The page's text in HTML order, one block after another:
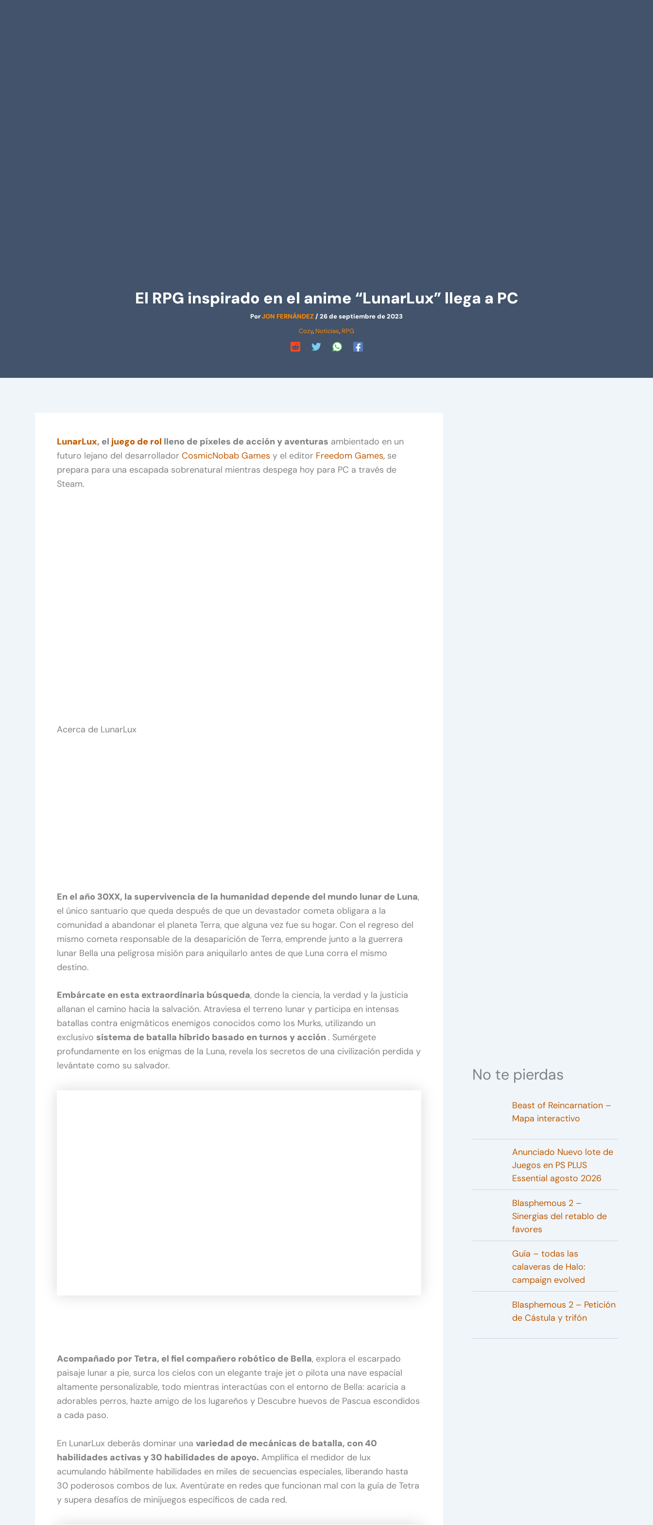
El RPG inspirado en el anime “LunarLux” llega a PC
PorJON FERNÁNDEZ /26 de septiembre de 2023
Cozy, Noticias, RPG
LunarLux, el juego de rol lleno de píxeles de acción y aventuras ambientado en un
futuro lejano del desarrollador CosmicNobab Games y el editor Freedom Games, se
prepara para una escapada sobrenatural mientras despega hoy para PC a través de
Steam.
Acerca de LunarLux
En el año 30XX, la supervivencia de la humanidad depende del mundo lunar de Luna,
el único santuario que queda después de que un devastador cometa obligara a la
comunidad a abandonar el planeta Terra, que alguna vez fue su hogar. Con el regreso del
mismo cometa responsable de la desaparición de Terra, emprende junto a la guerrera
lunar Bella una peligrosa misión para aniquilarlo antes de que Luna corra el mismo
destino.
Embárcate en esta extraordinaria búsqueda, donde la ciencia, la verdad y la justicia
allanan el camino hacia la salvación. Atraviesa el terreno lunar y participa en intensas
batallas contra enigmáticos enemigos conocidos como los Murks, utilizando un
exclusivo sistema de batalla híbrido basado en turnos y acción . Sumérgete
profundamente en los enigmas de la Luna, revela los secretos de una civilización perdida y
levántate como su salvador.
Acompañado por Tetra, el fiel compañero robótico de Bella, explora el escarpado
paisaje lunar a pie, surca los cielos con un elegante traje jet o pilota una nave espacial
altamente personalizable, todo mientras interactúas con el entorno de Bella: acaricia a
adorables perros, hazte amigo de los lugareños y Descubre huevos de Pascua escondidos
a cada paso.
En LunarLux deberás dominar una variedad de mecánicas de batalla, con 40
habilidades activas y 30 habilidades de apoyo. Amplifica el medidor de lux
acumulando hábilmente habilidades en miles de secuencias especiales, liberando hasta
30 poderosos combos de lux. Aventúrate en redes que funcionan mal con la guía de Tetra
y supera desafíos de minijuegos específicos de cada red.
No te pierdas
Beast of Reincarnation –
Mapa interactivo
Anunciado Nuevo lote de
Juegos en PS PLUS
Essential agosto 2026
Blasphemous 2 –
Sinergias del retablo de
favores
Guía – todas las
calaveras de Halo:
campaign evolved
Blasphemous 2 – Petición
de Cástula y trifón